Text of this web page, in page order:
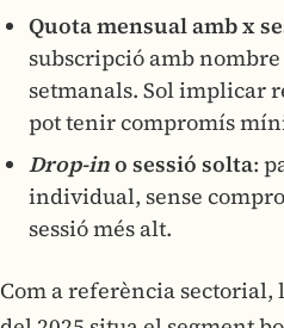
Quota mensual amb x
subscripció amb nombre
setmanals. Sol implicar
pot tenir compromís
Drop-ino sessió solta:
individual, sense
sessió més alt.
Com a referència